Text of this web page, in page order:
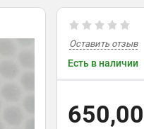
Оставить отзыв
Есть в наличии
650,00